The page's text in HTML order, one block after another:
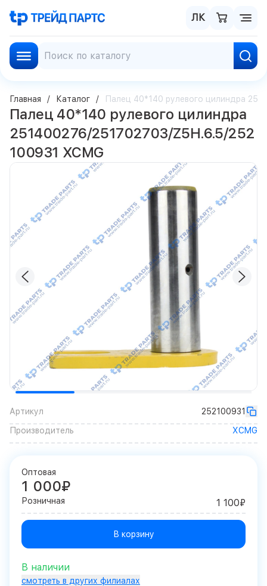
ЛК
Главная Каталог Палец 40*140 рулевого цилиндра
Палец 40*140 рулевого цилиндра
251400276/251702703/Z5H.6.5/252
100931 XCMG
Артикул
252100931
Производитель
XCMG
Оптовая
1 000₽
Розничная 1 100₽
В корзину
В наличии
смотреть в других филиалах